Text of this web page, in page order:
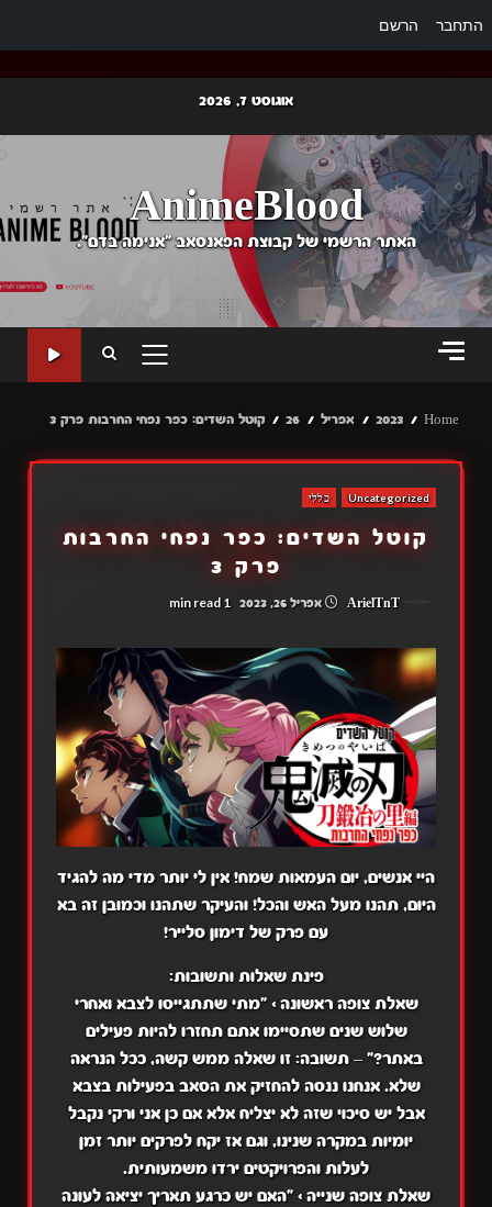
התחבר הרשם
content
אוגוסט 7, 2026
AnimeBlood
האתר הרשמי של קבוצת הפאנסאב "אנימה בדם".
PRIMARY
Home
2023 אפריל 26 קוטל השדים: כפר נפחי החרבות פרק 3
Uncategorized כללי
קוטל השדים: כפר נפחי החרבות
פרק 3
ArielTnT אפריל 26, 2023 1 min read
היי אנשים, יום העמאות שמח! אין לי יותר מדי מה להגיד
היום, תהנו מעל האש והכל! והעיקר שתהנו וכמובן זה בא
עם פרק של דימון סלייר!
פינת שאלות ותשובות:
שאלת צופה ראשונה > "מתי שתתגייסו לצבא ואחרי
שלוש שנים שתסיימו אתם תחזרו להיות פעילים
באתר?" –תשובה:זו שאלה ממש קשה, ככל הנראה
שלא. אנחנו ננסה להחזיק את הסאב בפעילות בצבא
אבל יש סיכוי שזה לא יצליח אלא אם כן אני ורקי נקבל
יומיות במקרה שנינו, וגם אז יקח לפרקים יותר זמן
לעלות והפרויקטים ירדו משמעותית.
שאלת צופה שנייה > "האם יש כרגע תאריך יציאה לעונה